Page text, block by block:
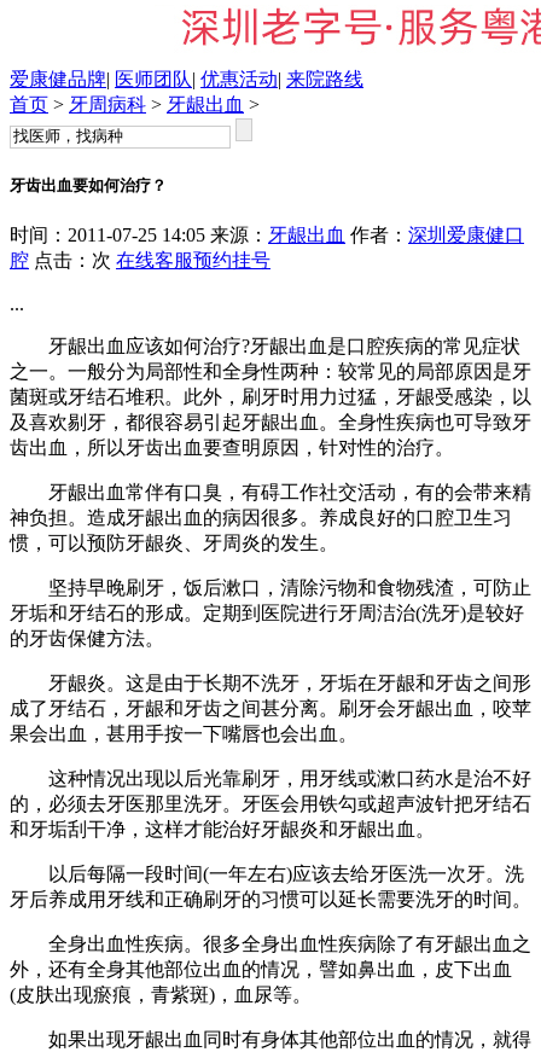
爱康健品牌| 医师团队| 优惠活动| 来院路线
首页 > 牙周病科 > 牙龈出血 >
牙齿出血要如何治疗？
时间：2011-07-25 14:05 来源： 牙龈出血 作者： 深圳爱康健口
腔 点击： 次 在线客服预约挂号
...
牙龈出血应该如何治疗?牙龈出血是口腔疾病的常见症状
之一。一般分为局部性和全身性两种：较常见的局部原因是牙
菌斑或牙结石堆积。此外，刷牙时用力过猛，牙龈受感染，以
及喜欢剔牙，都很容易引起牙龈出血。全身性疾病也可导致牙
齿出血，所以牙齿出血要查明原因，针对性的治疗。
牙龈出血常伴有口臭，有碍工作社交活动，有的会带来精
神负担。造成牙龈出血的病因很多。养成良好的口腔卫生习
惯，可以预防牙龈炎、牙周炎的发生。
坚持早晚刷牙，饭后漱口，清除污物和食物残渣，可防止
牙垢和牙结石的形成。定期到医院进行牙周洁治(洗牙)是较好
的牙齿保健方法。
牙龈炎。这是由于长期不洗牙，牙垢在牙龈和牙齿之间形
成了牙结石，牙龈和牙齿之间甚分离。刷牙会牙龈出血，咬苹
果会出血，甚用手按一下嘴唇也会出血。
这种情况出现以后光靠刷牙，用牙线或漱口药水是治不好
的，必须去牙医那里洗牙。牙医会用铁勾或超声波针把牙结石
和牙垢刮干净，这样才能治好牙龈炎和牙龈出血。
以后每隔一段时间(一年左右)应该去给牙医洗一次牙。洗
牙后养成用牙线和正确刷牙的习惯可以延长需要洗牙的时间。
全身出血性疾病。很多全身出血性疾病除了有牙龈出血之
外，还有全身其他部位出血的情况，譬如鼻出血，皮下出血
(皮肤出现瘀痕，青紫斑)，血尿等。
如果出现牙龈出血同时有身体其他部位出血的情况，就得